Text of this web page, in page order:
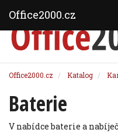
Office2000.cz Katalog
Baterie
V nabídce baterie a
Office2000.cz